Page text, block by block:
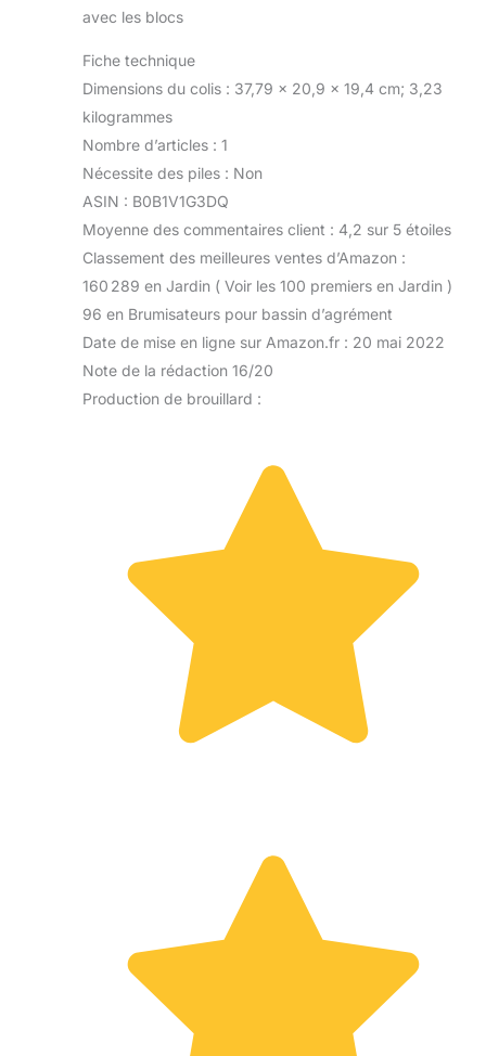
avec les blocs
Fiche technique
Dimensions du colis : 37,79 x 20,9 x 19,4 cm; 3,23
kilogrammes
Nombre d’articles : 1
Nécessite des piles : Non
ASIN : B0B1V1G3DQ
Moyenne des commentaires client : 4,2 sur 5 étoiles
Classement des meilleures ventes d’Amazon :
160 289 en Jardin ( Voir les 100 premiers en Jardin )
96 en Brumisateurs pour bassin d’agrément
Date de mise en ligne sur Amazon.fr : 20 mai 2022
Note de la rédaction 16/20
Production de brouillard :